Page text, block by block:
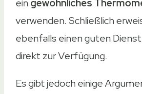
eingewöhnliches
verwenden. Schließlich
ebenfalls einen guten
direkt zur Verfügung.
Es gibt jedoch einige